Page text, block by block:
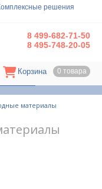
8 499-682-71-50
8 495-748-20-05
Корзина 0 товара
материалы